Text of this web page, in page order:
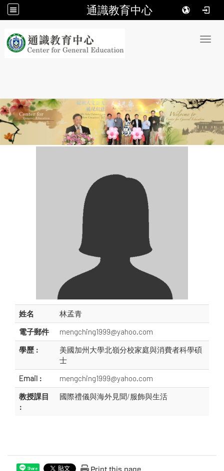
通識教育中心
姓名
林孟青
電子郵件
mengching1999@yahoo.com
學歷 :
美國加州大學北嶺分校家庭與消費者科學碩
士
Email :
mengching1999@yahoo.com
教授課目
:
國際禮儀與海外見聞/服飾與生活
Share